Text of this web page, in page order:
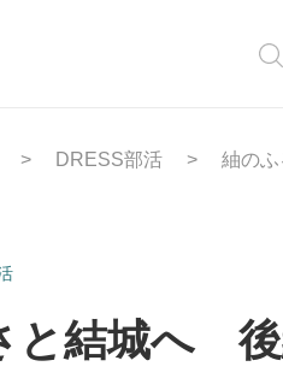
DRESS部活 紬の
と結城へ